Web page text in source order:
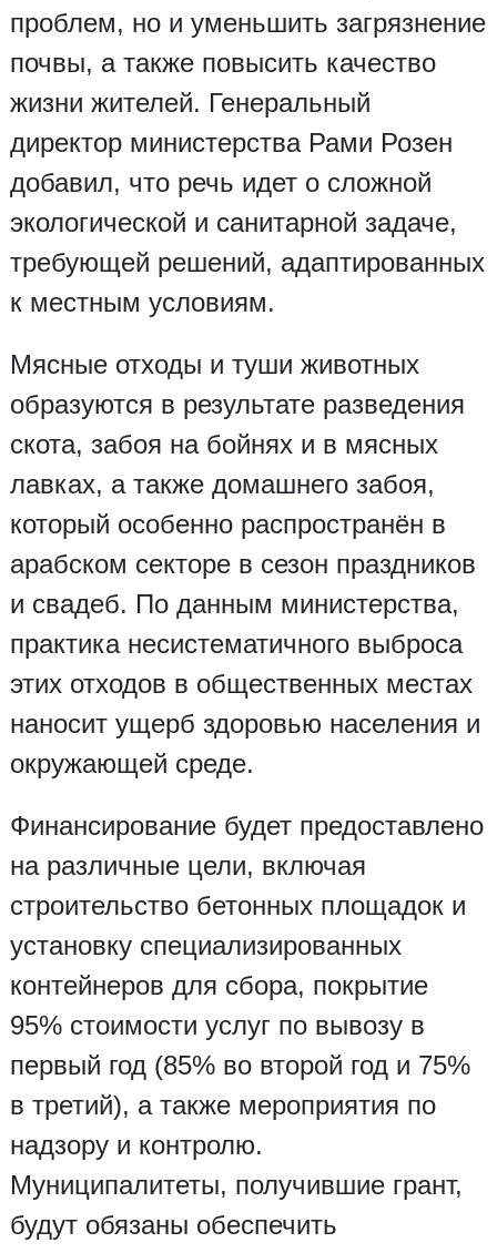
проблем, но и уменьшить загрязнение
почвы, а также повысить качество
жизни жителей. Генеральный
директор министерства Рами Розен
добавил, что речь идет о сложной
экологической и санитарной задаче,
требующей решений, адаптированных
к местным условиям.
Мясные отходы и туши животных
образуются в результате разведения
скота, забоя на бойнях и в мясных
лавках, а также домашнего забоя,
который особенно распространён в
арабском секторе в сезон праздников
и свадеб. По данным министерства,
практика несистематичного выброса
этих отходов в общественных местах
наносит ущерб здоровью населения и
окружающей среде.
Финансирование будет предоставлено
на различные цели, включая
строительство бетонных площадок и
установку специализированных
контейнеров для сбора, покрытие
95% стоимости услуг по вывозу в
первый год (85% во второй год и 75%
в третий), а также мероприятия по
надзору и контролю.
Муниципалитеты, получившие грант,
будут обязаны обеспечить